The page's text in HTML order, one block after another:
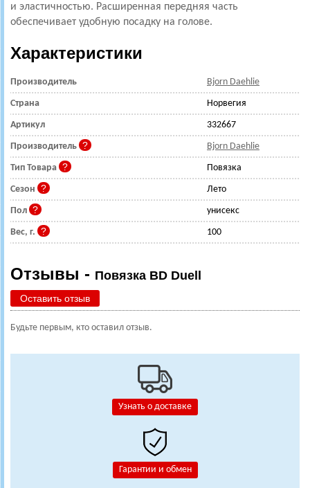
Узнать о доставке
Гарантии и обмен
и эластичностью. Расширенная передняя часть
обеспечивает удобную посадку на голове.
Характеристики
Производитель Bjorn Daehlie
Страна Норвегия
Артикул 332667
Производитель Bjorn Daehlie
Тип Товара Повязка
Сезон Лето
Пол унисекс
Вес, г. 100
Отзывы - Повязка BD Duell
Оставить отзыв
Будьте первым, кто оставил отзыв.